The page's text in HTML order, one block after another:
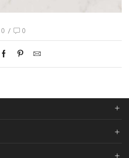
0 / 0